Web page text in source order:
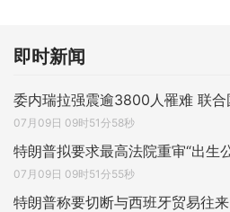
即时新闻
委内瑞拉强震逾3800人罹难 联
07月09日 09时51分58秒
特朗普拟要求最高法院重审“出生
07月09日 09时51分55秒
特朗普称要切断与西班牙贸易往来